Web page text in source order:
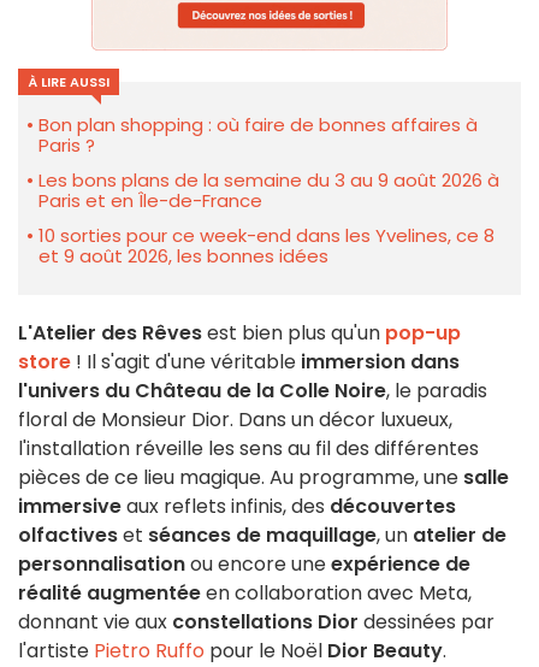
À LIRE AUSSI
Bon plan shopping : où faire de bonnes affaires à
Paris ?
Les bons plans de la semaine du 3 au 9 août 2026 à
Paris et en Île-de-France
10 sorties pour ce week-end dans les Yvelines, ce 8
et 9 août 2026, les bonnes idées
L'Atelier des Rêvesest bien plus qu'un pop-up
store ! Il s'agit d'une véritable immersion dans
l'univers du Château de la Colle Noire, le paradis
floral de Monsieur Dior. Dans un décor luxueux,
l'installation réveille les sens au fil des différentes
pièces de ce lieu magique. Au programme, une salle
immersiveaux reflets infinis, des découvertes
olfactiveset séances de maquillage, un atelier de
personnalisationou encore uneexpérience de
réalité augmentéeen collaboration avec Meta,
donnant vie aux constellations Dior dessinées par
l'artiste Pietro Ruffo pour le Noël Dior Beauty.